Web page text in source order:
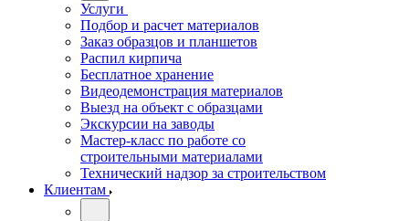
Услуги
Подбор и расчет материалов
Заказ образцов и планшетов
Распил кирпича
Бесплатное хранение
Видеодемонстрация материалов
Выезд на объект с образцами
Экскурсии на заводы
Мастер-класс по работе со
строительными материалами
Технический надзор за строительством
Клиентам